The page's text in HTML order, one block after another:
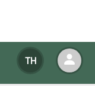
TH
งาน